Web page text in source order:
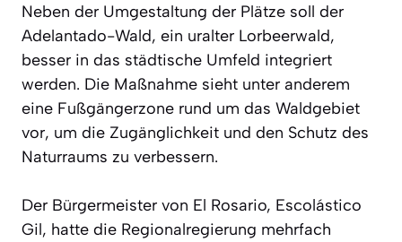
Neben der Umgestaltung der Plätze soll der
Adelantado-Wald, ein uralter Lorbeerwald,
besser in das städtische Umfeld integriert
werden. Die Maßnahme sieht unter anderem
eine Fußgängerzone rund um das Waldgebiet
vor, um die Zugänglichkeit und den Schutz des
Naturraums zu verbessern.
Der Bürgermeister von El Rosario, Escolástico
Gil, hatte die Regionalregierung mehrfach